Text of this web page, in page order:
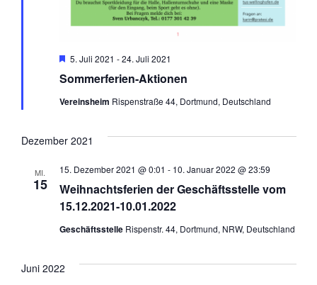
Sommerferien-Aktionen
Hervorgehoben
5. Juli 2021 -24. Juli 2021
Vereinsheim Rispenstraße 44, Dortmund, Deutschland
Dezember 2021
MI.
15
Weihnachtsferien der Geschäftsstelle vom
15.12.2021-10.01.2022
15. Dezember 2021 @ 0:01 - 10. Januar 2022 @ 23:59
Geschäftsstelle Rispenstr. 44, Dortmund, NRW, Deutschland
Juni 2022